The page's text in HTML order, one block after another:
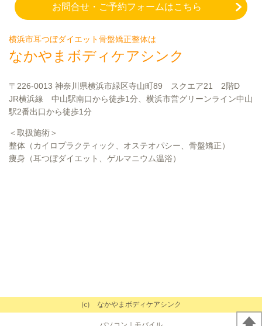
お問合せ・ご予約フォームはこちら
横浜市耳つぼダイエット骨盤矯正整体は
なかやまボディケアシンク
〒226-0013 神奈川県横浜市緑区寺山町89 スクエア21 2階D
JR横浜線 中山駅南口から徒歩1分、横浜市営グリーンライン中山
駅2番出口から徒歩1分
＜取扱施術＞
整体（カイロプラクティック、オステオパシー、骨盤矯正）
痩身（耳つぼダイエット、ゲルマニウム温浴）
(c) なかやまボディケアシンク